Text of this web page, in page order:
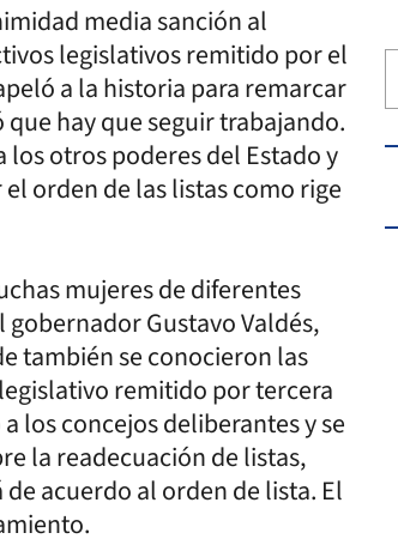
media sanción al
legislativos remitido por el
a la historia para remarcar
hay que seguir trabajando.
otros poderes del Estado y
orden de las listas como rige
mujeres de diferentes
Gustavo Valdés,
también se conocieron las
remitido por tercera
los concejos deliberantes y se
la readecuación de listas,
acuerdo al orden de lista. El